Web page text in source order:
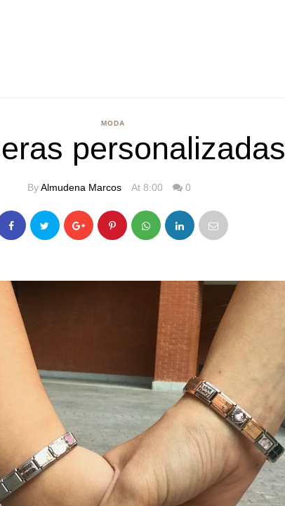
MODA
personalizadas
ByAlmudena Marcos At 8:00 0